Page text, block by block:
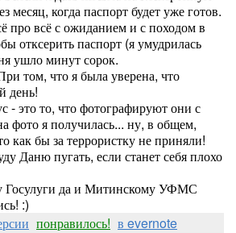
месяц, когда паспорт будет уже готов.
про всё с ожиданием и с походом в
отксерить паспорт (я умудрилась
ушло минут сорок.
том, что я была уверена, что
день!
- это то, что фотографируют они с
фото я получилась... ну, в общем,
как бы за террористку не приняли!
Даню пугать, если станет себя плохо
Госулуги да и Митинскому УФМС
:)
понравилось! в evernote